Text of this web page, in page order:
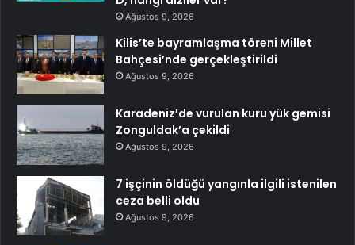
Ağustos 9, 2026
Kilis’te bayramlaşma töreni Millet
Bahçesi’nde gerçekleştirildi
Ağustos 9, 2026
Karadeniz’de vurulan kuru yük gemisi
Zonguldak’a çekildi
Ağustos 9, 2026
7 işçinin öldüğü yangınla ilgili istenilen
ceza belli oldu
Ağustos 9, 2026